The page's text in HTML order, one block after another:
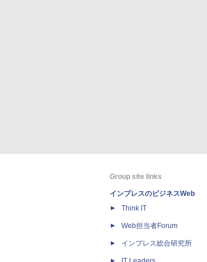
Group site links
インプレスのビジネスWeb
Think IT
Web担当者Forum
インプレス総合研究所